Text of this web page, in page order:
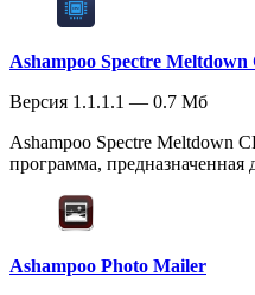
Ashampoo Spectre Meltdown
Версия 1.1.1.1 — 0.7 Мб
Ashampoo Spectre Meltdown
программа, предназначенная
Ashampoo Photo Mailer